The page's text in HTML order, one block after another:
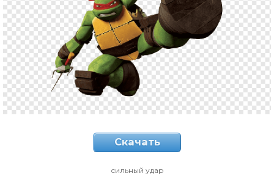
Скачать
сильный удар